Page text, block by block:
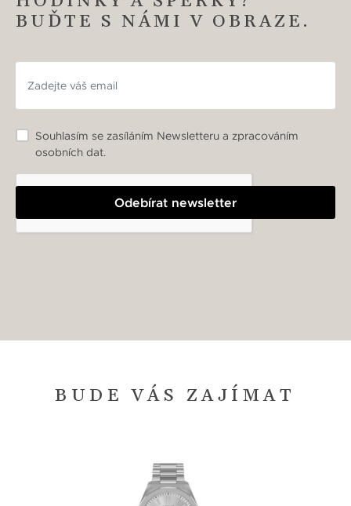
BUĎTE S NÁMI V OBRAZE.
Odebírat newsletter
Souhlasím se zasíláním Newsletteru a zpracováním
osobních dat.
BUDE VÁS ZAJÍMAT